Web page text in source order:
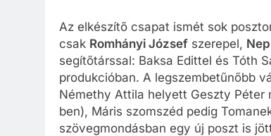
Az elkészítő csapat ismét sok
csak Romhányi József szerepel,
segítőtárssal: Baksa Edittel és Tóth
produkcióban. A legszembetűnőbb
Némethy Attila helyett Geszty Péter
ben), Máris szomszéd pedig
szövegmondásban egy új poszt is